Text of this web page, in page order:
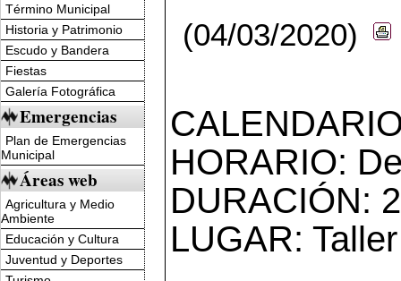
Término Municipal
Historia y Patrimonio
Escudo y Bandera
Fiestas
Galería Fotográfica
Emergencias
Plan de Emergencias
Municipal
Áreas web
Agricultura y Medio
Ambiente
Educación y Cultura
Juventud y Deportes
(04/03/2020)
HORARIO:
DURACIÓN:
LUGAR: